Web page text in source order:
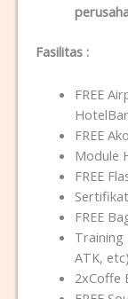
Fasilitas :
FREE
FREE
Module
FREE
Sertifikat
FREE
ATK, etc)
2xCoffe